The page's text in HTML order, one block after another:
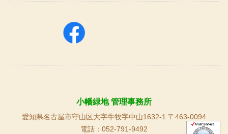
小幡緑地 管理事務所
愛知県名古屋市守山区大字牛牧字中山1632-1 〒463-0094
電話：052-791-9492